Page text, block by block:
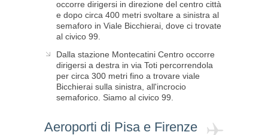
occorre dirigersi in direzione del centro città
e dopo circa 400 metri svoltare a sinistra al
semaforo in Viale Bicchierai, dove ci trovate
al civico 99.
Dalla stazione Montecatini Centro occorre
dirigersi a destra in via Toti percorrendola
per circa 300 metri fino a trovare viale
Bicchierai sulla sinistra, all'incrocio
semaforico. Siamo al civico 99.
Aeroporti di Pisa e Firenze